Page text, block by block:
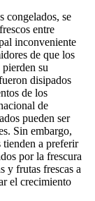
congelados, se
entre
inconveniente
de que los
su
disipados
de los
de
pueden ser
Sin embargo,
tienden a preferir
por la frescura
y frutas frescas a
el crecimiento